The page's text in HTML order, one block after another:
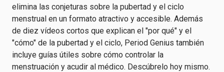
elimina las conjeturas sobre la pubertad y el ciclo
menstrual en un formato atractivo y accesible. Además
de diez vídeos cortos que explican el "por qué" y el
"cómo" de la pubertad y el ciclo, Period Genius también
incluye guías útiles sobre cómo controlar la
menstruación y acudir al médico. Descúbrelo hoy mismo.